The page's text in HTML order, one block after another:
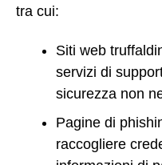
tra cui:
Siti web
servizi di
sicurezza non
Pagine di
raccogliere